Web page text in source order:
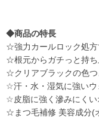
◆商品の特長
☆強力カールロック処方
☆根元からガチっと持ち
☆クリアブラックの色つ
☆汗・水・湿気に強いウ
☆皮脂に強く滲みにくい
☆まつ毛補修 美容成分(